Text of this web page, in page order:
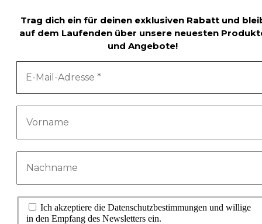
Trag dich ein für deinen exklusiven Rabatt und
auf dem Laufenden über unsere neuesten
und Angebote!
Ich akzeptiere die Datenschutzbestimmungen und willige
in den Empfang des Newsletters ein.